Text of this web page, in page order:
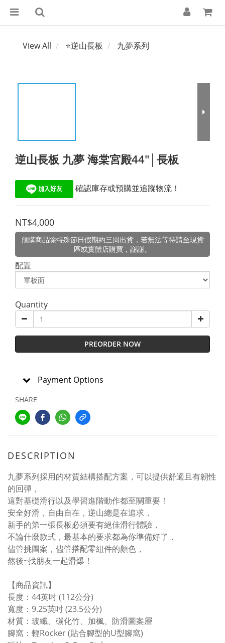
View All ⭐逆山長板 九夢系列
逆山長板 九夢 海棠宮殿44"│長板
確認庫存或預購並追蹤物流！
NT$4,000
預購商品除特殊節日假期約三周出貨，若無法等待請至現貨
區或實體店購買，謝謝。
配置
Quantity
PREORDER NOW
Payment Options
SHARE
DESCRIPTION
九夢系列採用的材質結構搭配方案，可以提供舒適且有韌性
的回彈，
這對基礎滑行以及學習進階動作都至關重要！
安全好滑，自由自在，逆山總是在追求，
新手的第一張長板必須要有絕佳滑行體驗，
不論什麼款式，最基本的要求都為你準備好了，
儘管挑圖案，儘管搭配零組件的顏色，
然後~找朋友一起滑爆！
【商品資訊】
長度：44英吋 (112公分)
寬度：9.25英吋 (23.5公分)
材質：玻纖、碳化竹、加楓、防滑圖案層
腳窩：輕Rocker (貼合腳型的U型腳窩)